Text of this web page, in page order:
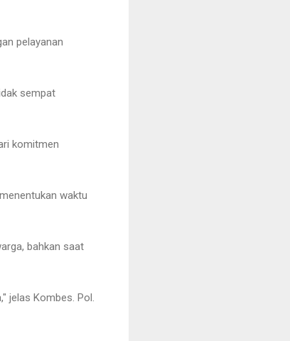
pelayanan
sempat
komitmen
waktu
bahkan saat
jelas Kombes. Pol.